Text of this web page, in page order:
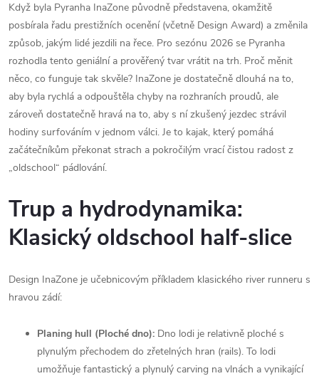
Když byla Pyranha InaZone původně představena, okamžitě
posbírala řadu prestižních ocenění (včetně Design Award) a změnila
způsob, jakým lidé jezdili na řece. Pro sezónu 2026 se Pyranha
rozhodla tento geniální a prověřený tvar vrátit na trh. Proč měnit
něco, co funguje tak skvěle? InaZone je dostatečně dlouhá na to,
aby byla rychlá a odpouštěla chyby na rozhraních proudů, ale
zároveň dostatečně hravá na to, aby s ní zkušený jezdec strávil
hodiny surfováním v jednom válci. Je to kajak, který pomáhá
začátečníkům překonat strach a pokročilým vrací čistou radost z
„oldschool“ pádlování.
Trup a hydrodynamika:
Klasický oldschool half-slice
Design InaZone je učebnicovým příkladem klasického river runneru s
hravou zádí:
Planing hull (Ploché dno): Dno lodi je relativně ploché s
plynulým přechodem do zřetelných hran (rails). To lodi
umožňuje fantastický a plynulý carving na vlnách a vynikající